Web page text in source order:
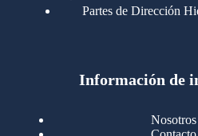
Partes de Dirección
Motores
Información de
Nosotros